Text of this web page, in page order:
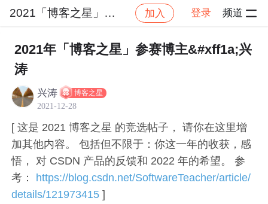
2021「博客之星」大赛专区 加入 登录 频道
社区 2021「博客之星」大赛专区 后端 帖子详
2021年「博客之星」参赛博主&#xff1a;兴
涛
兴涛 博客之星
2021-12-28
[ 这是 2021 博客之星 的竞选帖子， 请你在这里增
加其他内容。 包括但不限于：你这一年的收获，感
悟， 对 CSDN 产品的反馈和 2022 年的希望。 参
考：
https://blog.csdn.net/SoftwareTeacher/article/
details/121973415]